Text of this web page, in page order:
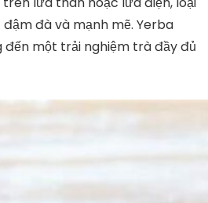
đà và mạnh mẽ. Yerba
một trải nghiệm trà đầy đủ